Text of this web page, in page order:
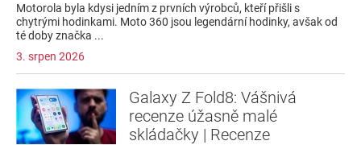
Motorola byla kdysi jedním z prvních výrobců, kteří přišli s
chytrými hodinkami. Moto 360 jsou legendární hodinky, avšak od
té doby značka ...
3. srpen 2026
Galaxy Z Fold8: Vášnivá
recenze úžasně malé
skládačky | Recenze